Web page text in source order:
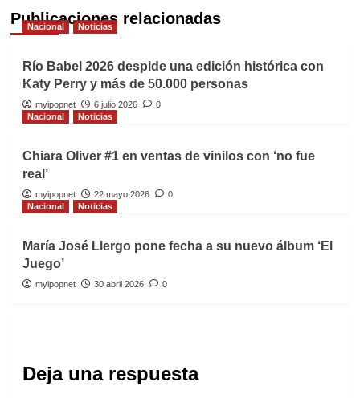
Publicaciones relacionadas
Nacional Noticias
Río Babel 2026 despide una edición histórica con
Katy Perry y más de 50.000 personas
myipopnet 6 julio 2026
0
Nacional
Noticias
Chiara Oliver #1 en ventas de vinilos con ‘no fue
real’
myipopnet 22 mayo 2026
0
Nacional
Noticias
María José Llergo pone fecha a su nuevo álbum ‘El
Juego’
myipopnet 30 abril 2026 0
Deja una respuesta